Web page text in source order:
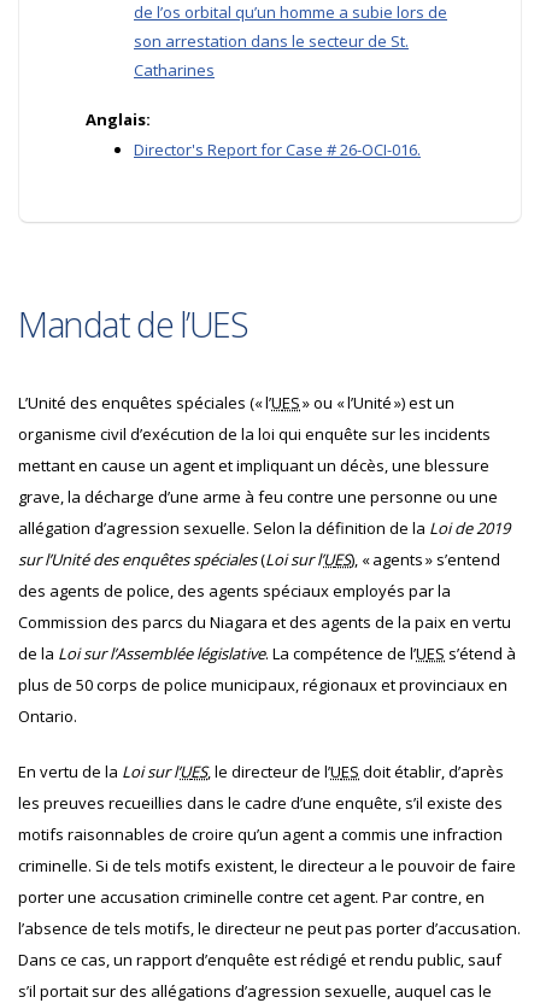
de l’os orbital qu’un homme a subie lors de
son arrestation dans le secteur de St.
Catharines
Anglais:
Director's Report for Case # 26-OCI-016.
Mandat de l’UES
L’Unité des enquêtes spéciales (« l’UES» ou « l’Unité ») est un
organisme civil d’exécution de la loi qui enquête sur les incidents
mettant en cause un agent et impliquant un décès, une blessure
grave, la décharge d’une arme à feu contre une personne ou une
allégation d’agression sexuelle. Selon la définition de la Loi de 2019
sur l’Unité des enquêtes spéciales(Loi sur l’UES), « agents » s’entend
des agents de police, des agents spéciaux employés par la
Commission des parcs du Niagara et des agents de la paix en vertu
de la Loi sur l’Assemblée législative. La compétence de l’UES s’étend à
plus de 50 corps de police municipaux, régionaux et provinciaux en
Ontario.
En vertu de la Loi sur l’UES, le directeur de l’UES doit établir, d’après
les preuves recueillies dans le cadre d’une enquête, s’il existe des
motifs raisonnables de croire qu’un agent a commis une infraction
criminelle. Si de tels motifs existent, le directeur a le pouvoir de faire
porter une accusation criminelle contre cet agent. Par contre, en
l’absence de tels motifs, le directeur ne peut pas porter d’accusation.
Dans ce cas, un rapport d’enquête est rédigé et rendu public, sauf
s’il portait sur des allégations d’agression sexuelle, auquel cas le